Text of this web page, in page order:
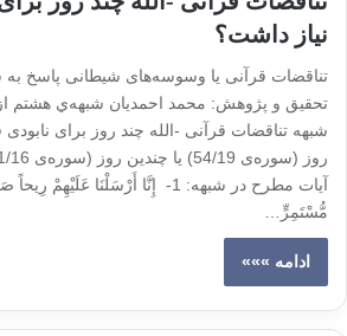
نیاز داشت؟
تناقضات قرآنی یا وسوسه‌های شیطانی پاسخ به
تحقیق و پژوهش: محمد احمدیان شبهه‌ي هشتم
شبهه تناقضات قرآنی -الله چند روز برای
آيات مطرح در شبهه: 1- ‏ إِنَّا أَرْسَلْنَا
مُّسْتَمِرٍّ…
ادامه »»»